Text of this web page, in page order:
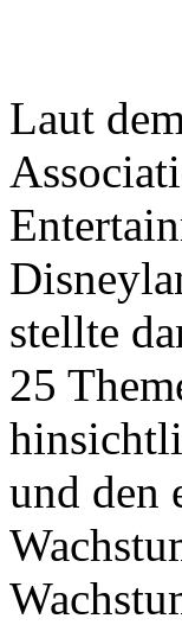
Laut
stellte
25
und den